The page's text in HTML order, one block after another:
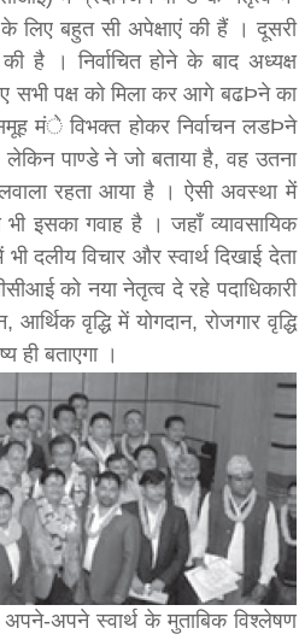
लिए बहुत सी अपेक्षाएं की हैं । दूसरी
है । निर्वाचित होने के बाद अध्यक्ष
सभी पक्ष को मिला कर आगे बढÞने का
मंे विभक्त होकर निर्वाचन लडÞने
पाण्डे ने जो बताया है, वह उतना
रहता आया है । ऐसी अवस्था में
इसका गवाह है । जहाँ व्यावसायिक
दलीय विचार और स्वार्थ दिखाई देता
को नया नेतृत्व दे रहे पदाधिकारी
वृद्धि में योगदान, रोजगार वृद्धि
ही बताएगा ।
अपने-अपने स्वार्थ के मुताबिक विश्लेषण